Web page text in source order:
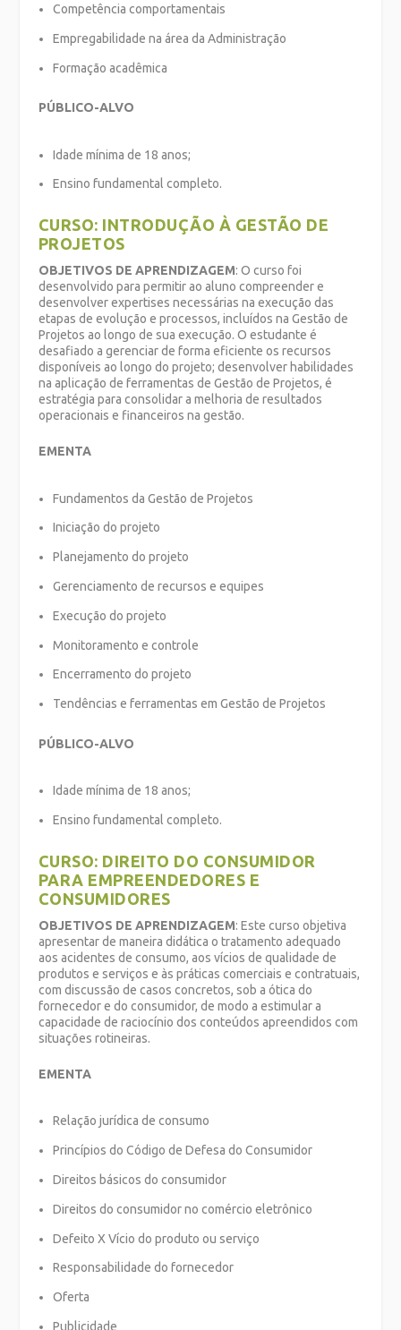
Competência comportamentais
Empregabilidade na área da Administração
Formação acadêmica
PÚBLICO-ALVO
Idade mínima de 18 anos;
Ensino fundamental completo.
CURSO: INTRODUÇÃO À GESTÃO DE
PROJETOS
OBJETIVOS DE APRENDIZAGEM: O curso foi
desenvolvido para permitir ao aluno compreender e
desenvolver expertises necessárias na execução das
etapas de evolução e processos, incluídos na Gestão de
Projetos ao longo de sua execução. O estudante é
desafiado a gerenciar de forma eficiente os recursos
disponíveis ao longo do projeto; desenvolver habilidades
na aplicação de ferramentas de Gestão de Projetos, é
estratégia para consolidar a melhoria de resultados
operacionais e financeiros na gestão.
EMENTA
Fundamentos da Gestão de Projetos
Iniciação do projeto
Planejamento do projeto
Gerenciamento de recursos e equipes
Execução do projeto
Monitoramento e controle
Encerramento do projeto
Tendências e ferramentas em Gestão de Projetos
PÚBLICO-ALVO
Idade mínima de 18 anos;
Ensino fundamental completo.
CURSO: DIREITO DO CONSUMIDOR
PARA EMPREENDEDORES E
CONSUMIDORES
OBJETIVOS DE APRENDIZAGEM: Este curso objetiva
apresentar de maneira didática o tratamento adequado
aos acidentes de consumo, aos vícios de qualidade de
produtos e serviços e às práticas comerciais e contratuais,
com discussão de casos concretos, sob a ótica do
fornecedor e do consumidor, de modo a estimular a
capacidade de raciocínio dos conteúdos apreendidos com
situações rotineiras.
EMENTA
Relação jurídica de consumo
Princípios do Código de Defesa do Consumidor
Direitos básicos do consumidor
Direitos do consumidor no comércio eletrônico
Defeito X Vício do produto ou serviço
Responsabilidade do fornecedor
Oferta
Publicidade